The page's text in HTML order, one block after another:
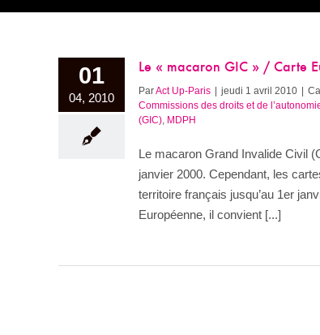
01
04, 2010
Le « macaron GIC » / Carte
ParAct Up-Paris | jeudi 1 avril 2010 |
Commissions des droits et de
(GIC) MDPH
Le macaron Grand Invalide Civil
janvier 2000. Cependant, les
territoire français jusqu’au 1er
Européenne, il convient [...]